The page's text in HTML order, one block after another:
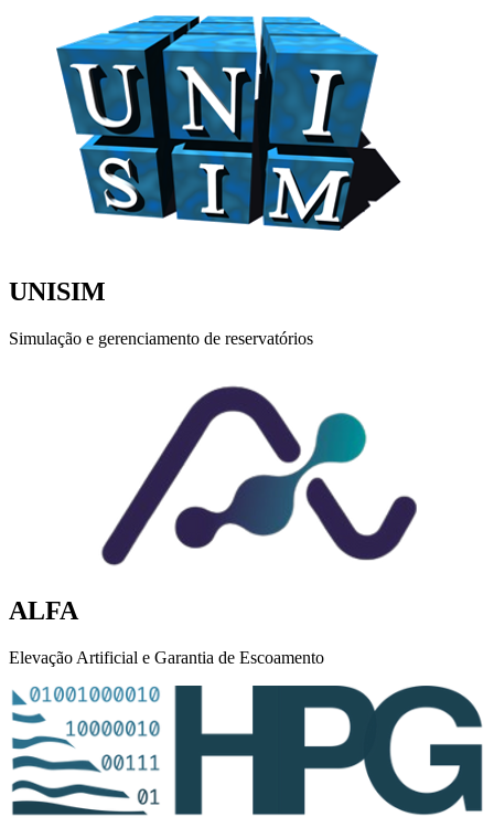
UNISIM
Simulação e gerenciamento de reservatórios
ALFA
Elevação Artificial e Garantia de Escoamento